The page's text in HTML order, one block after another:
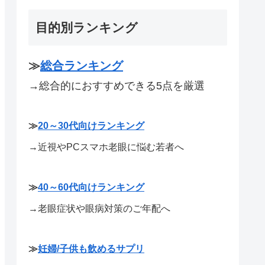
目的別ランキング
≫総合ランキング
→総合的におすすめできる5点を厳選
≫20～30代向けランキング
→近視やPCスマホ老眼に悩む若者へ
≫40～60代向けランキング
→老眼症状や眼病対策のご年配へ
≫妊婦/子供も飲めるサプリ